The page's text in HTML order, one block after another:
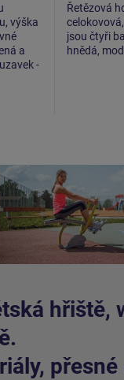
výška
a
-
Řetězová
jsou čtyři
hnědá,
hřiště,